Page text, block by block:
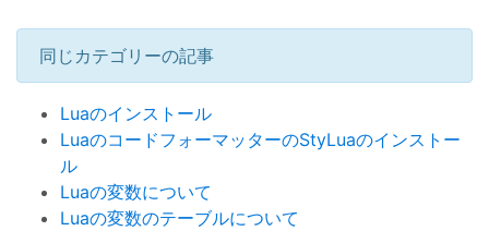
同じカテゴリーの記事
Luaのインストール
LuaのコードフォーマッターのStyLuaのインストー
ル
Luaの変数について
Luaの変数のテーブルについて